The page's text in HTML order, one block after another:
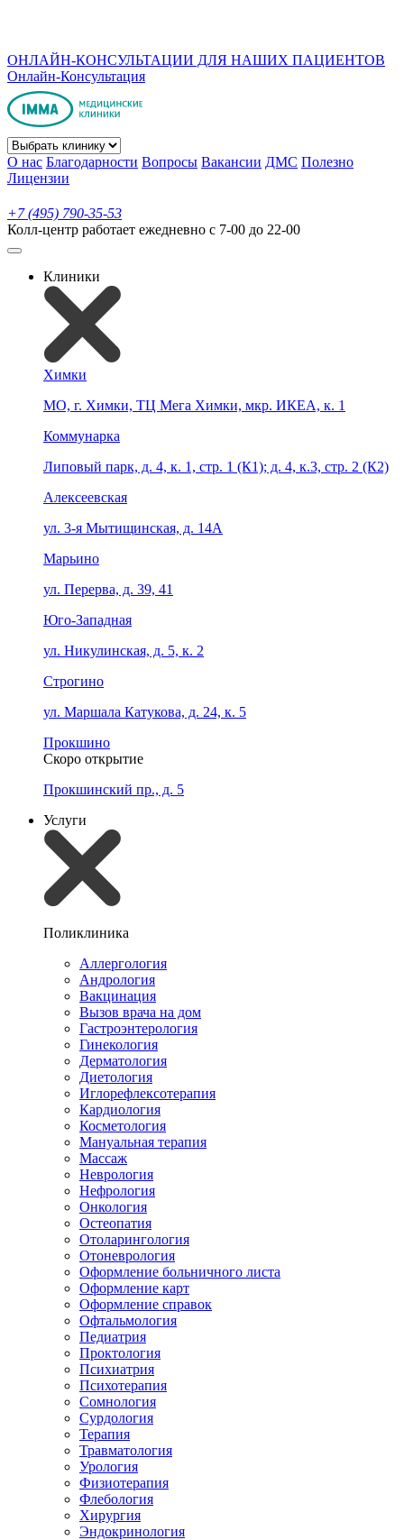
ОНЛАЙН-КОНСУЛЬТАЦИИ ДЛЯ НАШИХ ПАЦИЕНТОВ
Онлайн-Консультация
О нас Благодарности Вопросы Вакансии ДМС Полезно
Лицензии
+7 (495) 790-35-53
Колл-центр работает ежедневно с 7-00 до 22-00
Клиники
Химки
МО, г. Химки, ТЦ Мега Химки, мкр. ИКЕА, к. 1
Коммунарка
Липовый парк, д. 4, к. 1, стр. 1 (К1); д. 4, к.3, стр. 2 (К2)
Алексеевская
ул. 3-я Мытищинская, д. 14А
Марьино
ул. Перерва, д. 39, 41
Юго-Западная
ул. Никулинская, д. 5, к. 2
Строгино
ул. Маршала Катукова, д. 24, к. 5
Прокшино
Скоро открытие
Прокшинский пр., д. 5
Услуги
Поликлиника
Аллергология
Андрология
Вакцинация
Вызов врача на дом
Гастроэнтерология
Гинекология
Дерматология
Диетология
Иглорефлексотерапия
Кардиология
Косметология
Мануальная терапия
Массаж
Неврология
Нефрология
Онкология
Остеопатия
Отоларингология
Отоневрология
Оформление больничного листа
Оформление карт
Оформление справок
Офтальмология
Педиатрия
Проктология
Психиатрия
Психотерапия
Сомнология
Сурдология
Терапия
Травматология
Урология
Физиотерапия
Флебология
Хирургия
Эндокринология